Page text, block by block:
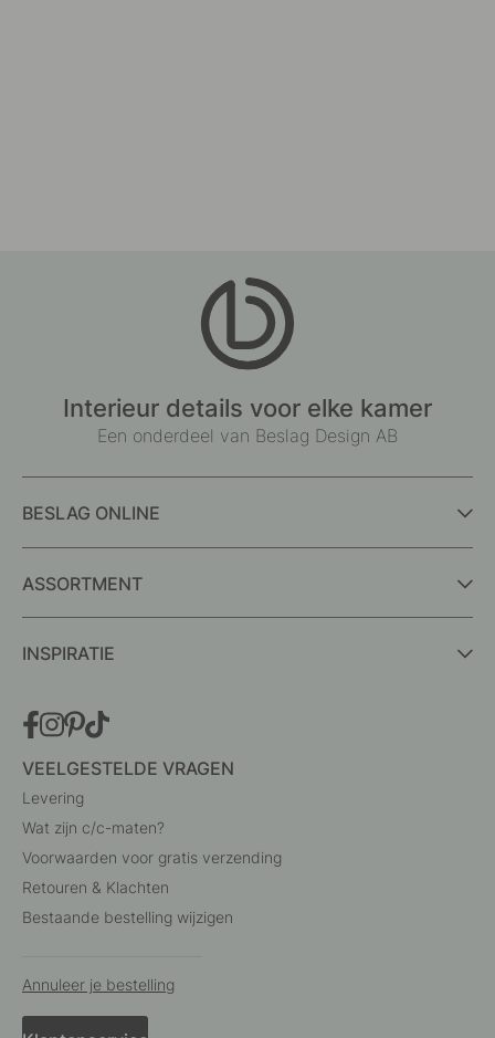
Interieur details voor elke kamer
Een onderdeel van Beslag Design AB
BESLAG ONLINE
ASSORTMENT
INSPIRATIE
VEELGESTELDE VRAGEN
Levering
Wat zijn c/c-maten?
Voorwaarden voor gratis verzending
Retouren & Klachten
Bestaande bestelling wijzigen
Annuleer je bestelling